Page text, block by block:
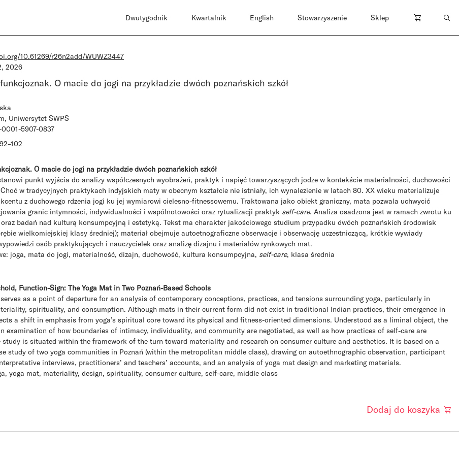
Dwutygodnik Kwartalnik English Stowarzyszenie Sklep
10.61269/r26n2add/WUWZ3447
2026
O macie do jogi na przykładzie dwóch poznańskich szkół
Uniwersytet SWPS
5907-0837
O macie do jogi na przykładzie dwóch poznańskich szkół
punkt wyjścia do analizy współczesnych wyobrażeń, praktyk i napięć towarzyszących jodze w kontekście materialności, duchowości
w tradycyjnych praktykach indyjskich maty w obecnym kształcie nie istniały, ich wynalezienie w latach 80. XX wieku materializuje
z duchowego rdzenia jogi ku jej wymiarowi cielesno-fitnessowemu. Traktowana jako obiekt graniczny, mata pozwala uchwycić
granic intymności, indywidualności i wspólnotowości oraz rytualizacji praktyk self-care. Analiza osadzona jest w ramach zwrotu ku
badań nad kulturą konsumpcyjną i estetyką. Tekst ma charakter jakościowego studium przypadku dwóch poznańskich środowisk
wielkomiejskiej klasy średniej); materiał obejmuje autoetnograficzne obserwacje i obserwację uczestniczącą, krótkie wywiady
osób praktykujących i nauczycielek oraz analizę dizajnu i materiałów rynkowych mat.
joga, mata do jogi, materialność, dizajn, duchowość, kultura konsumpcyjna, self-care, klasa średnia
Function-Sign: The Yoga Mat in Two Poznań-Based Schools
as a point of departure for an analysis of contemporary conceptions, practices, and tensions surrounding yoga, particularly in
spirituality, and consumption. Although mats in their current form did not exist in traditional Indian practices, their emergence in
a shift in emphasis from yoga’s spiritual core toward its physical and fitness-oriented dimensions. Understood as a liminal object, the
examination of how boundaries of intimacy, individuality, and community are negotiated, as well as how practices of self-care are
study is situated within the framework of the turn toward materiality and research on consumer culture and aesthetics. It is based on a
study of two yoga communities in Poznań (within the metropolitan middle class), drawing on autoethnographic observation, participant
interviews, practitioners’ and teachers’ accounts, and an analysis of yoga mat design and marketing materials.
yoga mat, materiality, design, spirituality, consumer culture, self-care, middle class
Dodaj do koszyka